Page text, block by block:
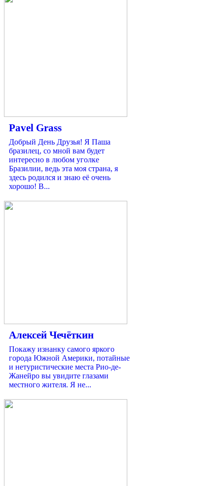
Pavel Grass
Добрый День Друзья! Я Паша
бразилец, со мной вам будет
интересно в любом уголке
Бразилии, ведь эта моя страна, я
здесь родился и знаю её очень
хорошо! В...
Алексей Чечёткин
Покажу изнанку самого яркого
города Южной Америки, потайные
и нетуристические места Рио-де-
Жанейро вы увидите глазами
местного жителя. Я не...